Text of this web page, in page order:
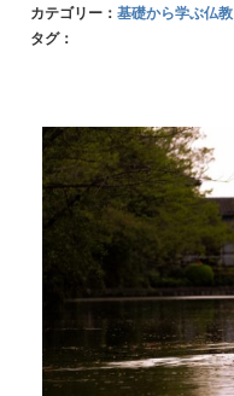
カテゴリー： 基礎から学ぶ仏教
タグ：